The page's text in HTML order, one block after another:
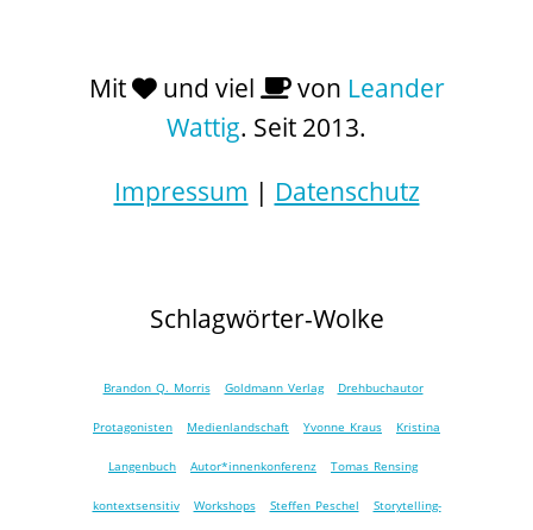
Mit und viel von Leander
Wattig. Seit 2013.
Impressum | Datenschutz
Schlagwörter-Wolke
Brandon Q. Morris Goldmann Verlag Drehbuchautor
Protagonisten Medienlandschaft Yvonne Kraus Kristina
Langenbuch Autor*innenkonferenz Tomas Rensing
kontextsensitiv Workshops Steffen Peschel Storytelling-